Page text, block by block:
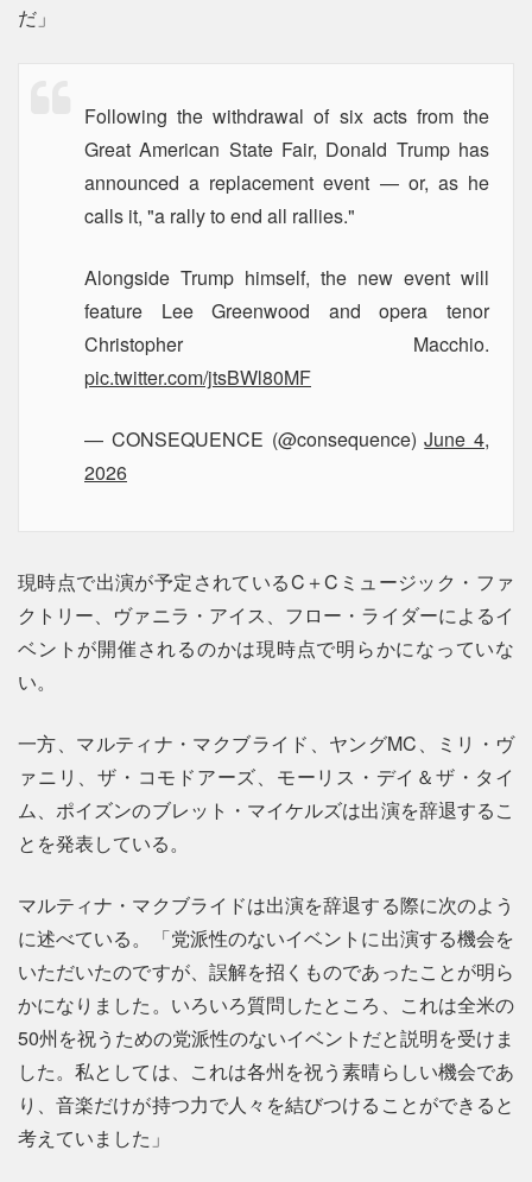
だ」
Following the withdrawal of six acts from the
Great American State Fair, Donald Trump has
announced a replacement event — or, as he
calls it, "a rally to end all rallies."
Alongside Trump himself, the new event will
feature Lee Greenwood and opera tenor
Christopher Macchio.
pic.twitter.com/jtsBWl80MF
— CONSEQUENCE (@consequence)June 4,
2026
現時点で出演が予定されているC＋Cミュージック・ファ
クトリー、ヴァニラ・アイス、フロー・ライダーによるイ
ベントが開催されるのかは現時点で明らかになっていな
い。
一方、マルティナ・マクブライド、ヤングMC、ミリ・ヴ
ァニリ、ザ・コモドアーズ、モーリス・デイ＆ザ・タイ
ム、ポイズンのブレット・マイケルズは出演を辞退するこ
とを発表している。
マルティナ・マクブライドは出演を辞退する際に次のよう
に述べている。「党派性のないイベントに出演する機会を
いただいたのですが、誤解を招くものであったことが明ら
かになりました。いろいろ質問したところ、これは全米の
50州を祝うための党派性のないイベントだと説明を受けま
した。私としては、これは各州を祝う素晴らしい機会であ
り、音楽だけが持つ力で人々を結びつけることができると
考えていました」